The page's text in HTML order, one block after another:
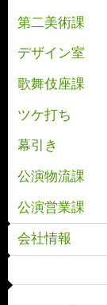
第二美術課
デザイン室
歌舞伎座課
ツケ打ち
幕引き
公演物流課
公演営業課
会社情報